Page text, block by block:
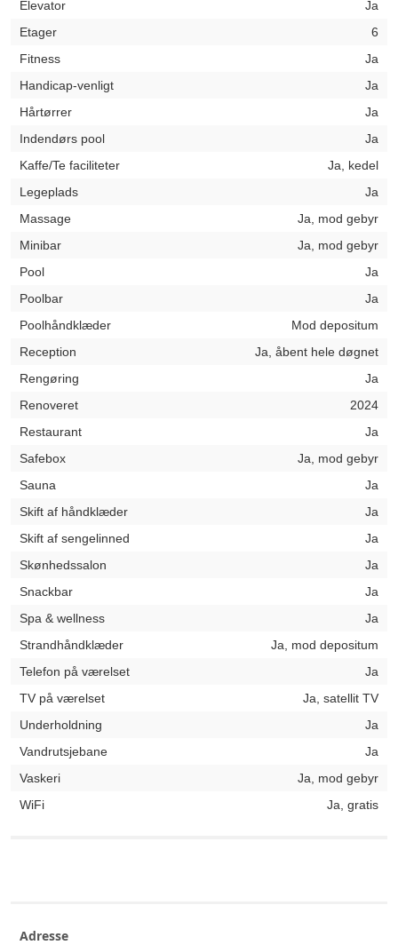
Elevator
Ja
Etager
6
Fitness
Ja
Handicap-venligt
Ja
Hårtørrer
Ja
Indendørs pool
Ja
Kaffe/Te faciliteter
Ja, kedel
Legeplads
Ja
Massage
Ja, mod gebyr
Minibar
Ja, mod gebyr
Pool
Ja
Poolbar
Ja
Poolhåndklæder
Mod depositum
Reception
Ja, åbent hele døgnet
Rengøring
Ja
Renoveret
2024
Restaurant
Ja
Safebox
Ja, mod gebyr
Sauna
Ja
Skift af håndklæder
Ja
Skift af sengelinned
Ja
Skønhedssalon
Ja
Snackbar
Ja
Spa & wellness
Ja
Strandhåndklæder
Ja, mod depositum
Telefon på værelset
Ja
TV på værelset
Ja, satellit TV
Underholdning
Ja
Vandrutsjebane
Ja
Vaskeri
Ja, mod gebyr
WiFi
Ja, gratis
Adresse